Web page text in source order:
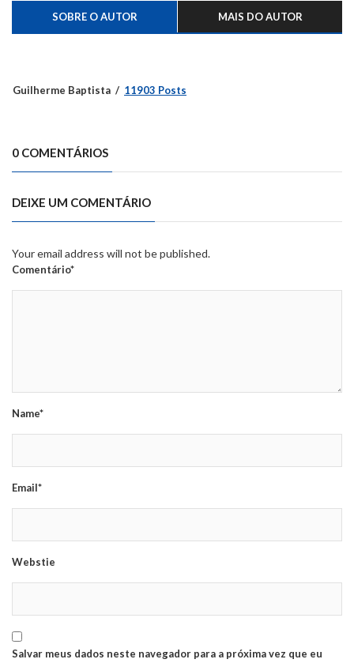
SOBRE O AUTOR MAIS DO AUTOR
Guilherme Baptista 11903 Posts
0 COMENTÁRIOS
DEIXE UM COMENTÁRIO
Your email address will not be published.
Comentário*
Name*
Email*
Webstie
Salvar meus dados neste navegador para a próxima vez que eu